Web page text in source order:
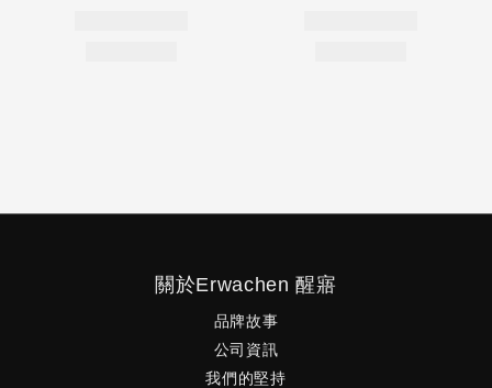
關於Erwachen 醒寤
品牌故事
公司資訊
我們的堅持